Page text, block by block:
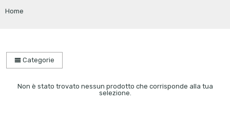
Home
Categorie
Non è stato trovato nessun prodotto che corrisponde alla tua
selezione.